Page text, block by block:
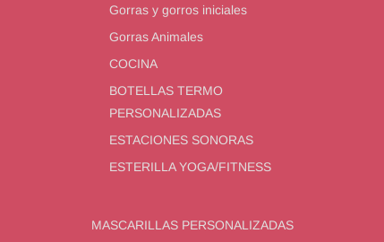
Gorras y gorros iniciales
Gorras Animales
COCINA
BOTELLAS TERMO
PERSONALIZADAS
ESTACIONES SONORAS
ESTERILLA YOGA/FITNESS
MASCARILLAS PERSONALIZADAS